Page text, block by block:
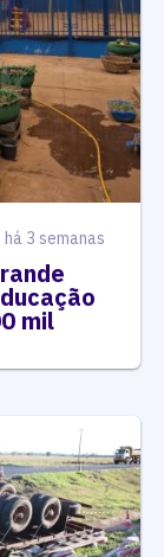
há 3 semanas
mil